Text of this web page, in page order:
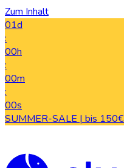
Zum Inhalt
01d
:
00h
:
00m
:
00s
SUMMER-SALE | bis 150€